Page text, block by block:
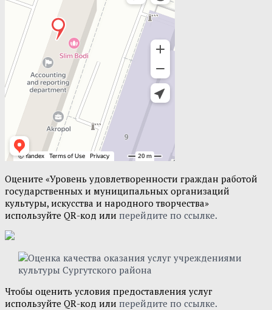
Оцените «Уровень удовлетворенности граждан работой
государственных и муниципальных организаций
культуры, искусства и народного творчества»
используйте QR-код или перейдите по ссылке.
Чтобы оценить условия предоставления услуг
используйте QR-код или перейдите по ссылке.